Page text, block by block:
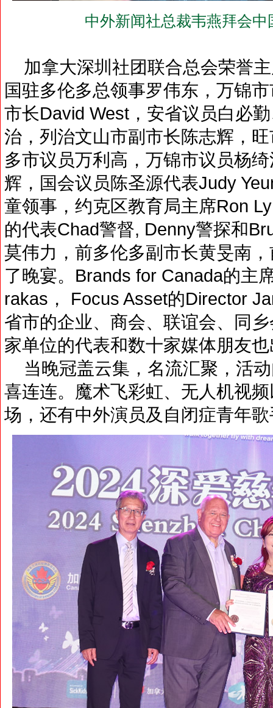
中外新闻社总裁韦燕拜会
加拿大深圳社团联合总会荣誉
国驻多伦多总领事罗伟东，万锦
市长David West，安省议员白必
治，列治文山市副市长陈志辉，
多市议员万利高，万锦市议员杨
辉，国会议员陈圣源代表Judy
童领事，约克区教育局主席Ron
的代表Chad警督, Denny警探和
莫伟力，前多伦多副市长黄旻南
了晚宴。Brands for Canada的主
rakas， Focus Asset的Director
省市的企业、商会、联谊会、同
家单位的代表和数十家媒体朋友
当晚冠盖云集，名流汇聚，活
喜连连。魔术飞彩虹、无人机视
场，还有中外演员及自闭症青年